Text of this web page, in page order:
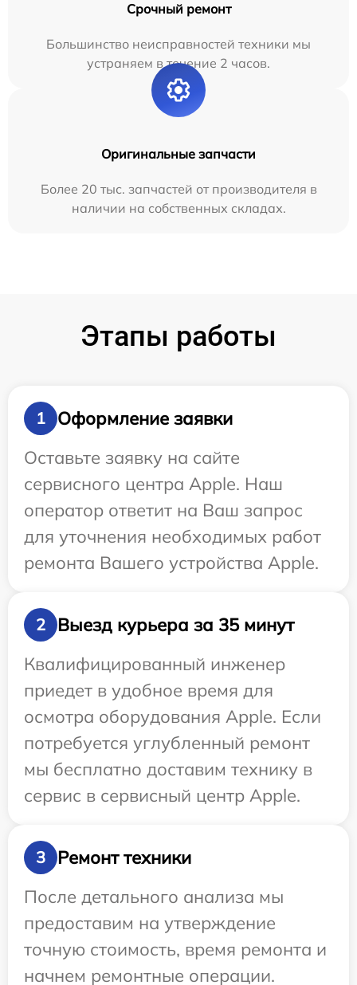
Срочный ремонт
Большинство неисправностей техники мы
устраняем в течение 2 часов.
Оригинальные запчасти
Более 20 тыс. запчастей от производителя в
наличии на собственных складах.
Этапы работы
1
Оформление заявки
Оставьте заявку на сайте
сервисного центра Apple. Наш
оператор ответит на Ваш запрос
для уточнения необходимых работ
ремонта Вашего устройства Apple.
2
Выезд курьера за 35 минут
Квалифицированный инженер
приедет в удобное время для
осмотра оборудования Apple. Если
потребуется углубленный ремонт
мы бесплатно доставим технику в
сервис в сервисный центр Apple.
3
Ремонт техники
После детального анализа мы
предоставим на утверждение
точную стоимость, время ремонта и
начнем ремонтные операции.